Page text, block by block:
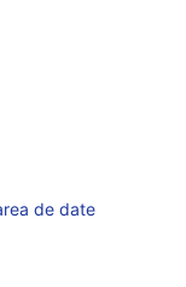
de date